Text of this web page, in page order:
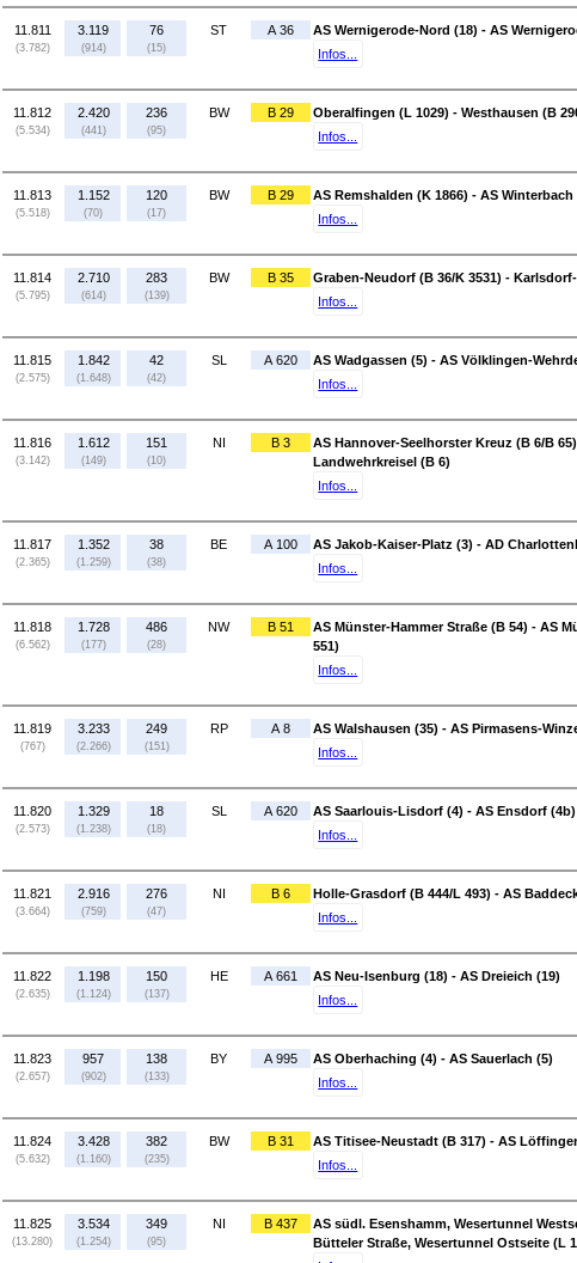
11.811
(3.782)
3.119
(914)
76
(15)
ST A 36
AS Wernigerode-Nord (18) - AS
Infos...
11.812
(5.534)
2.420
(441)
236
(95)
BW B 29
Oberalfingen (L 1029) - Westhausen (B
Infos...
11.813
(5.518)
1.152
(70)
120
(17)
BW B 29
AS Remshalden (K 1866) - AS Winterbach
Infos...
11.814
(5.795)
2.710
(614)
283
(139)
BW B 35
Graben-Neudorf (B 36/K 3531) -
Infos...
11.815
(2.575)
1.842
(1.648)
42
(42)
SL A 620
AS Wadgassen (5) - AS Völklingen-
Infos...
11.816
(3.142)
1.612
(149)
151
(10)
NI B 3
AS Hannover-Seelhorster Kreuz (B 6/B
Landwehrkreisel (B 6)
Infos...
11.817
(2.365)
1.352
(1.259)
38
(38)
BE A 100
AS Jakob-Kaiser-Platz (3) - AD
Infos...
11.818
(6.562)
1.728
(177)
486
(28)
NW B 51
AS Münster-Hammer Straße (B 54) - AS
551)
Infos...
11.819
(767)
3.233
(2.266)
249
(151)
RP A 8
AS Walshausen (35) - AS Pirmasens-
Infos...
11.820
(2.573)
1.329
(1.238)
18
(18)
SL A 620
AS Saarlouis-Lisdorf (4) - AS Ensdorf (4b)
Infos...
11.821
(3.664)
2.916
(759)
276
(47)
NI B 6
Holle-Grasdorf (B 444/L 493) - AS
Infos...
11.822
(2.635)
1.198
(1.124)
150
(137)
HE A 661
AS Neu-Isenburg (18) - AS Dreieich (19)
Infos...
11.823
(2.657)
957
(902)
138
(133)
BY A 995
AS Oberhaching (4) - AS Sauerlach (5)
Infos...
11.824
(5.632)
3.428
(1.160)
382
(235)
BW B 31
AS Titisee-Neustadt (B 317) - AS
Infos...
11.825
(13.280)
3.534
(1.254)
349
(95)
NI B 437
AS südl. Esenshamm, Wesertunnel
Bütteler Straße, Wesertunnel Ostseite (L